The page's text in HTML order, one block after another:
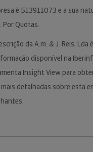
é 513911073 e a sua
Por Quotas.
da A.m. & J. Reis, Lda
disponível na
Insight View para
detalhadas sobre esta